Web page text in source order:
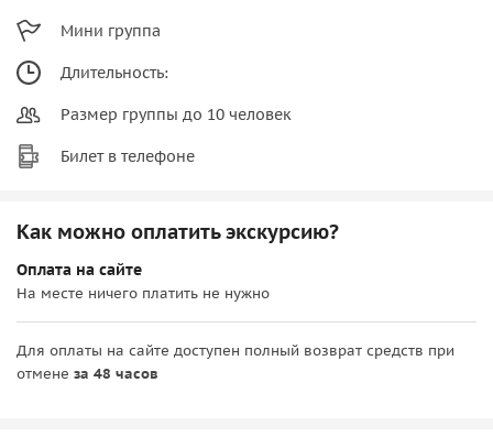
Мини группа
Длительность:
Размер группы до 10 человек
Билет в телефоне
Как можно оплатить экскурсию?
Оплата на сайте
На месте ничего платить не нужно
Для оплаты на сайте доступен полный возврат средств при
отмене за 48 часов